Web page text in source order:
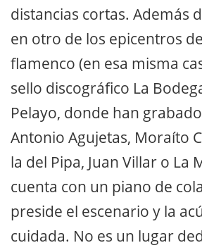
distancias cortas. Además
en otro de los epicentros
flamenco (en esa misma
sello discográfico La
Pelayo, donde han
Antonio Agujetas, Moraíto
la del Pipa, Juan Villar o La
cuenta con un piano de
preside el escenario y la
cuidada. No es un lugar